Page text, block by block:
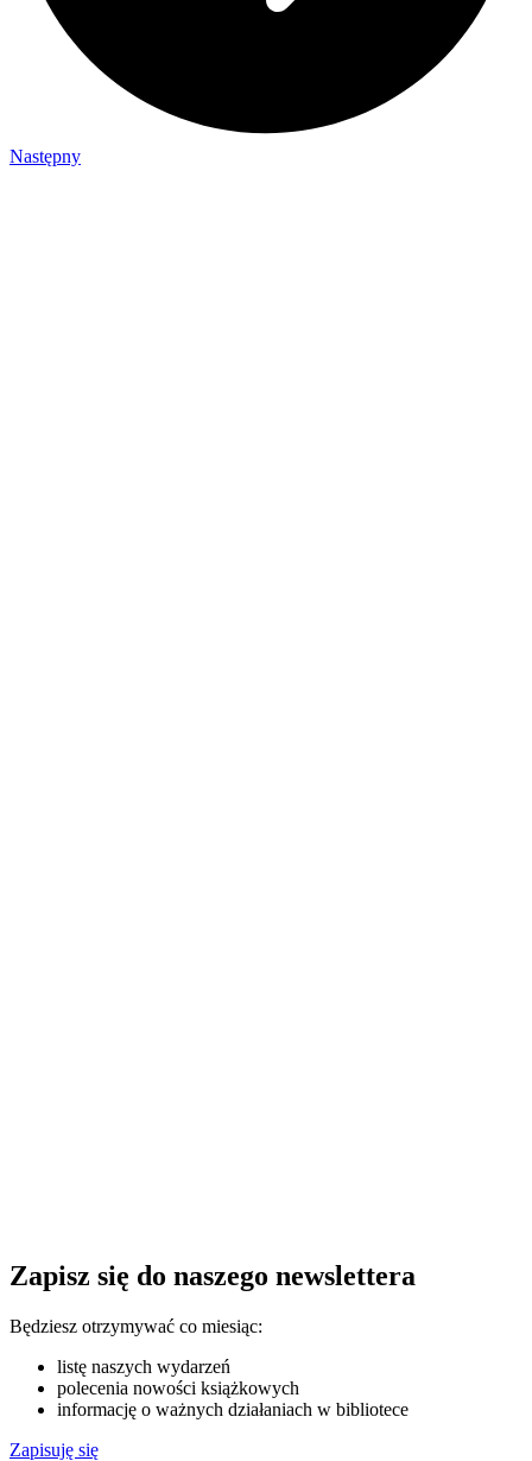
Następny
Zapisz się do naszego newslettera
Będziesz otrzymywać co miesiąc:
listę naszych wydarzeń
polecenia nowości książkowych
informację o ważnych działaniach w bibliotece
Zapisuję się